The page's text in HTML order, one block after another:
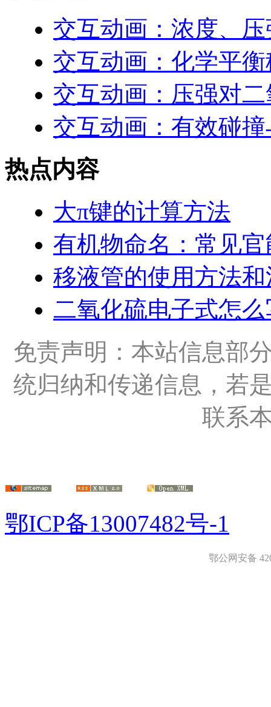
交互动画：浓度、
交互动画：化学平
交互动画：压强对
交互动画：有效碰
热点内容
大π键的计算方法
有机物命名：常见
移液管的使用方法
二氧化硫电子式怎
免责声明：本站信息部
统归纳和传递信息，若
联系
鄂ICP备13007482号-1
鄂公网安备